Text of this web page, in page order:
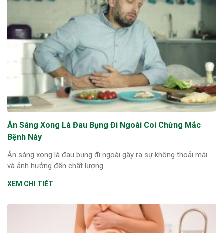
Ăn Sáng Xong Là Đau Bụng Đi Ngoài Coi Chừng Mắc
Bệnh Này
Ăn sáng xong là đau bụng đi ngoài gây ra sự không thoải mái
và ảnh hưởng đến chất lượng...
XEM CHI TIẾT